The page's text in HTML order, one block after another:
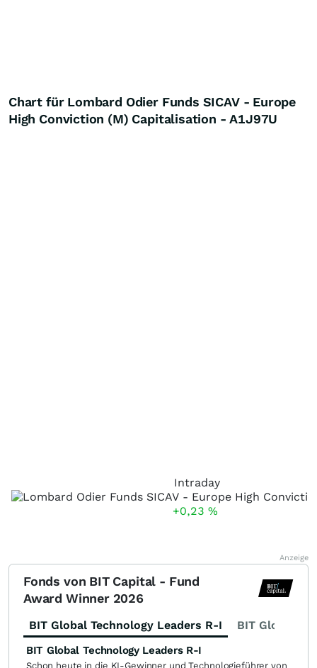
Chart für Lombard Odier Funds SICAV - Europe
High Conviction (M) Capitalisation - A1J97U
Intraday
+0,23 %
Anzeige
Fonds von BIT Capital - Fund
Award Winner 2026
BIT Global Technology Leaders R-I BIT Global
BIT Global Technology Leaders R-I
Schon heute in die KI-Gewinner und Technologieführer von